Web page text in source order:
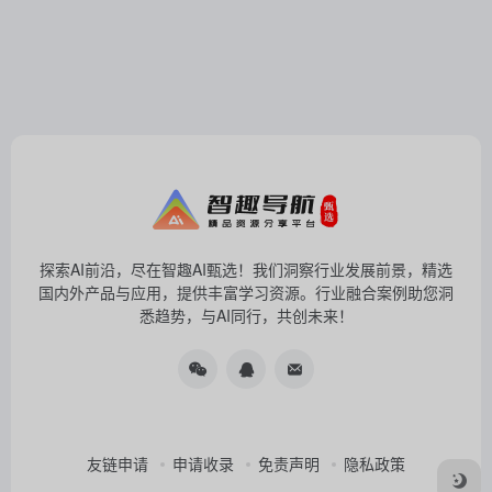
探索AI前沿，尽在智趣AI甄选！我们洞察行业发展前景，精选
国内外产品与应用，提供丰富学习资源。行业融合案例助您洞
悉趋势，与AI同行，共创未来！
友链申请 申请收录 免责声明 隐私政策